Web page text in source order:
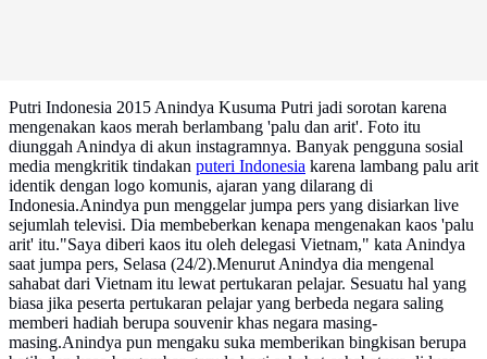
Putri Indonesia 2015 Anindya Kusuma Putri jadi sorotan karena
mengenakan kaos merah berlambang 'palu dan arit'. Foto itu
diunggah Anindya di akun instagramnya. Banyak pengguna sosial
media mengkritik tindakan puteri Indonesia karena lambang palu arit
identik dengan logo komunis, ajaran yang dilarang di
Indonesia.Anindya pun menggelar jumpa pers yang disiarkan live
sejumlah televisi. Dia membeberkan kenapa mengenakan kaos 'palu
arit' itu."Saya diberi kaos itu oleh delegasi Vietnam," kata Anindya
saat jumpa pers, Selasa (24/2).Menurut Anindya dia mengenal
sahabat dari Vietnam itu lewat pertukaran pelajar. Sesuatu hal yang
biasa jika peserta pertukaran pelajar yang berbeda negara saling
memberi hadiah berupa souvenir khas negara masing-
masing.Anindya pun mengaku suka memberikan bingkisan berupa